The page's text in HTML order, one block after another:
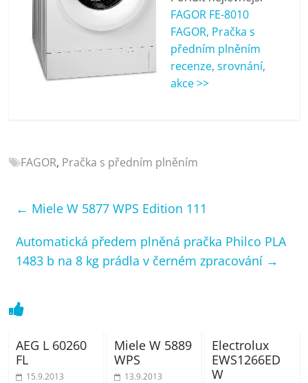
kávovary,
bazény
Nejlepší
recenze,
notebooky,
telefony,
kávovary,
FAGOR FE-8010
FAGOR, Pračka s
předním plněním
recenze, srovnání,
akce >>
FAGOR, Pračka s předním plněním
← Miele W 5877 WPS Edition 111
Automatická předem plněná pračka Philco PLA
1483 b na 8 kg prádla v černém zpracování →
AEG L 60260
FL
15.9.2013
Miele W 5889
WPS
13.9.2013
Electrolux
EWS1266ED
W